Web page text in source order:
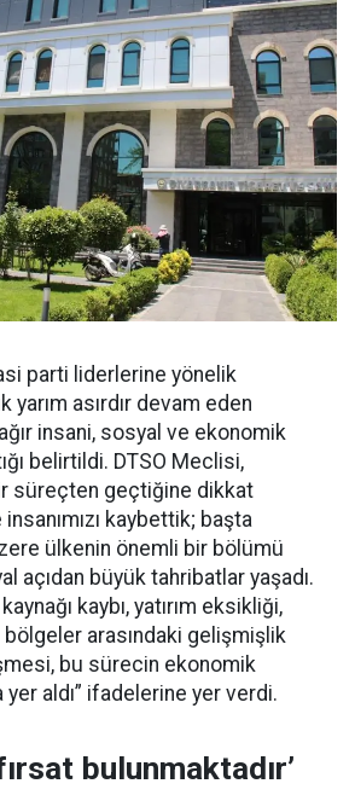
parti liderlerine yönelik
yarım asırdır devam eden
insani, sosyal ve ekonomik
belirtildi. DTSO Meclisi,
süreçten geçtiğine dikkat
kaybettik; başta
ülkenin önemli bir bölümü
açıdan büyük tahribatlar yaşadı.
kaybı, yatırım eksikliği,
arasındaki gelişmişlik
bu sürecin ekonomik
yer aldı” ifadelerine yer verdi.
bulunmaktadır’